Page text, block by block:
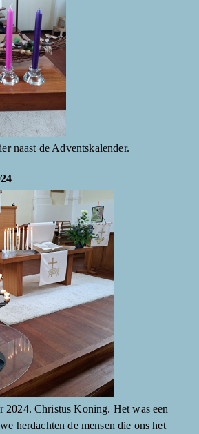
naast de Adventskalender.
2024. Christus Koning. Het was een
herdachten de mensen die ons het